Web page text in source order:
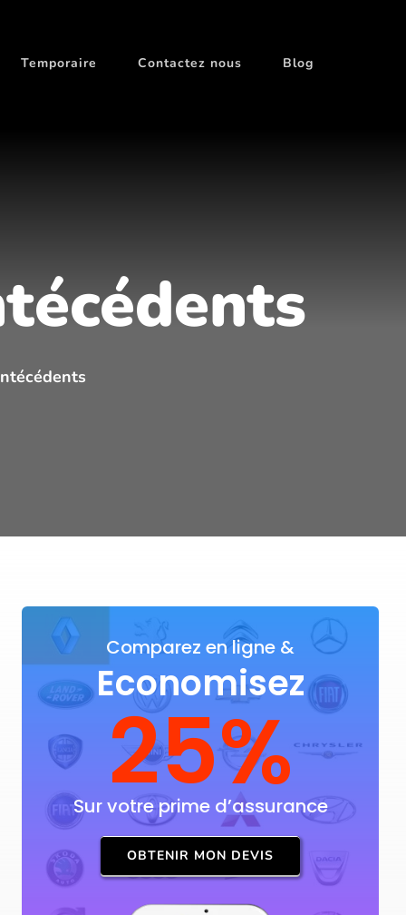
Temporaire Contactez nous Blog
Comparez en ligne &
Economisez
25%
Sur votre prime d’assurance
OBTENIR MON DEVIS